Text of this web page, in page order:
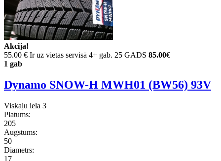
Akcija!
55.00 € Ir uz vietas servisā 4+ gab. 25 GADS 85.00€
1 gab
Dynamo SNOW-H MWH01 (BW56) 93V
Viskaļu iela 3
Platums:
205
Augstums:
50
Diametrs:
17